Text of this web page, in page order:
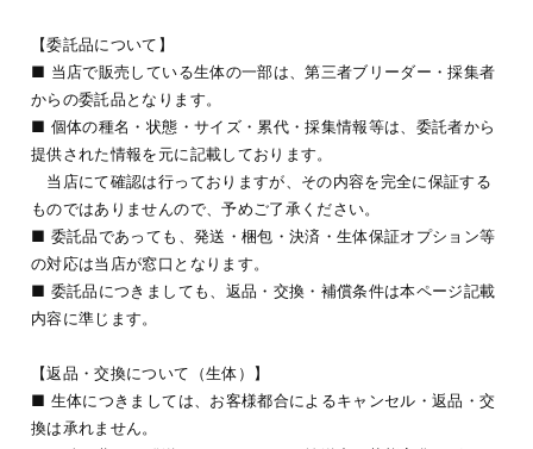
【委託品について】
■ 当店で販売している生体の一部は、第三者ブリーダー・採集者
からの委託品となります。
■ 個体の種名・状態・サイズ・累代・採集情報等は、委託者から
提供された情報を元に記載しております。
当店にて確認は行っておりますが、その内容を完全に保証する
ものではありませんので、予めご了承ください。
■ 委託品であっても、発送・梱包・決済・生体保証オプション等
の対応は当店が窓口となります。
■ 委託品につきましても、返品・交換・補償条件は本ページ記載
内容に準じます。
【返品・交換について（生体）】
■ 生体につきましては、お客様都合によるキャンセル・返品・交
換は承れません。